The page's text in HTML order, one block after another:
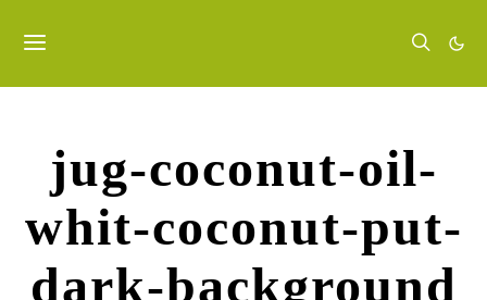
jug-coconut-oil-
whit-coconut-put-
dark-background